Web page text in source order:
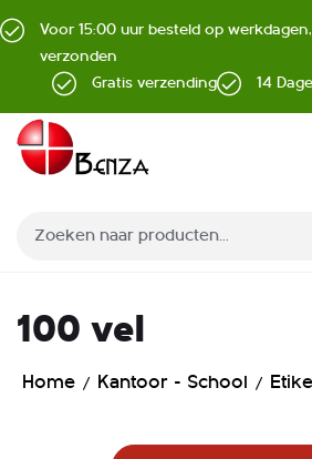
Voor 15:00 uur besteld op
verzonden
Gratis verzending
14
100 vel
Home Kantoor - School